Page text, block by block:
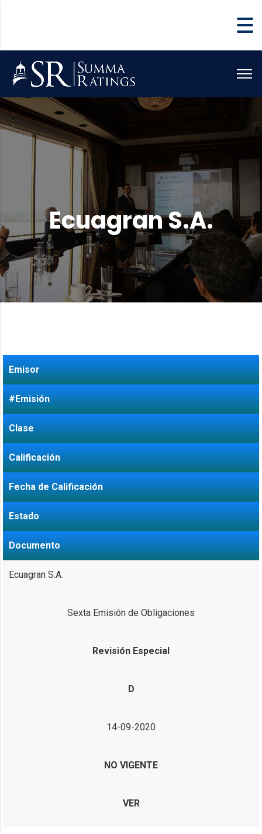
Ecuagran S.A.
Emisor
#Emisión
Clase
Calificación
Fecha de Calificación
Estado
Documento
Ecuagran S.A.
Sexta Emisión de Obligaciones
Revisión Especial
D
14-09-2020
NO VIGENTE
VER